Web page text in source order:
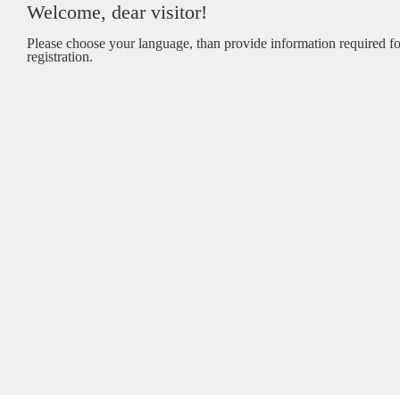
Welcome, dear visitor!
Please choose your language, than provide information required
registration.